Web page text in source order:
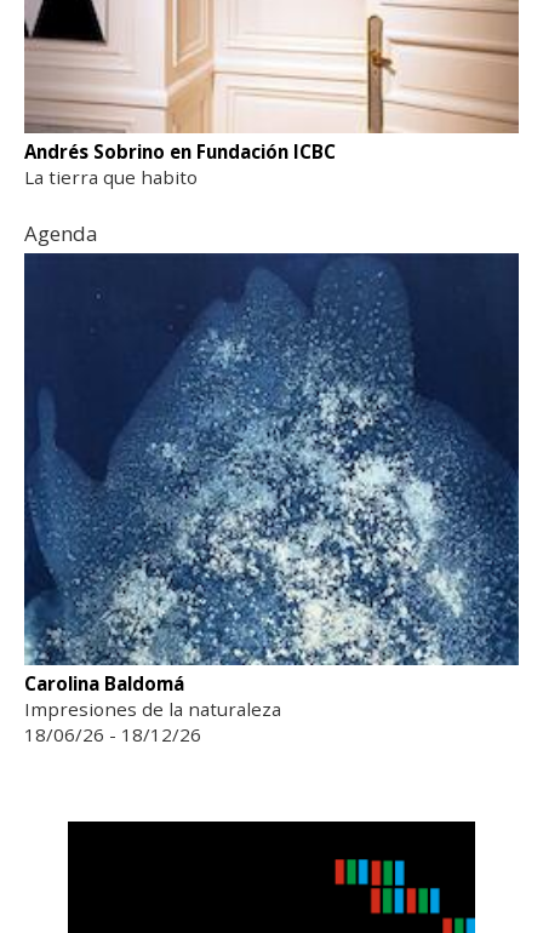
Andrés Sobrino en Fundación ICBC
La tierra que habito
Agenda
Carolina Baldomá
Impresiones de la naturaleza
18/06/26 - 18/12/26